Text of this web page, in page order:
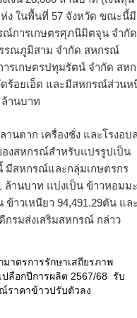
ห่ง ในพื้นที่ 57 จังหวัด ขณะนี้มี
ณ์การเกษตรศุภนิมิตจุน จำกัด
รณภูมิสาม จำกัด สหกรณ์
รเกษตรปทุมรัตน์ จำกัด สห
ดร้อยเอ็ด และมีสหกรณ์ส่วนห
านบาท
นตาก เครื่องชั่ง และโรงอบ
องสหกรณ์สำหรับแปรรูปเป็น
มีสหกรณ์และกลุ่มเกษตรกร
ล้านบาท แบ่งเป็น ข้าวหอมม
าวเหนียว 94,491.29ตัน แล
กรมส่งเสริมสหกรณ์ กล่าว
มาตรการรักษาเสถียรภาพ
ปลือกปีการผลิต 2567/68 รับ
ราคาข้าวปรับตัวลง